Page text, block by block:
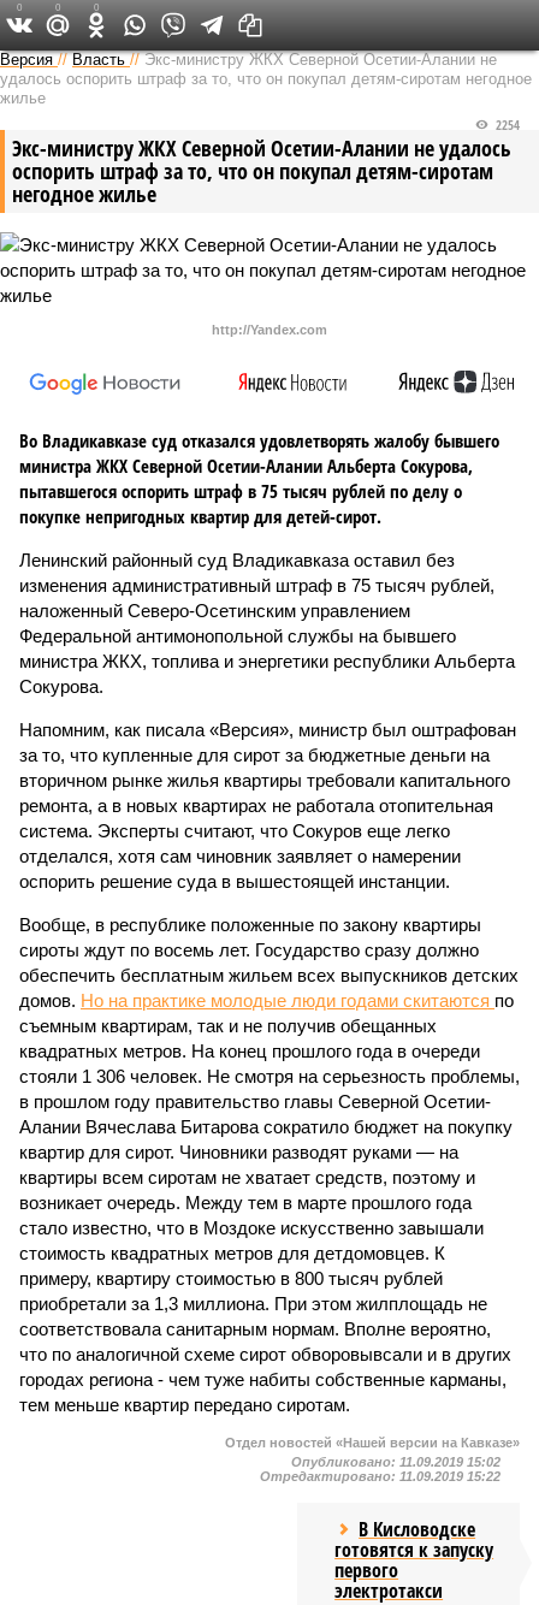
Версия на Кавказе
Версия //Власть //Экс-министру ЖКХ Северной Осетии-Алании не
удалось оспорить штраф за то, что он покупал детям-сиротам негодное
жилье
Экс-министру ЖКХ Северной Осетии-Алании не удалось
оспорить штраф за то, что он покупал детям-сиротам
негодное жилье
2254
http://Yandex.com
Во Владикавказе суд отказался удовлетворять жалобу бывшего
министра ЖКХ Северной Осетии-Алании Альберта Сокурова,
пытавшегося оспорить штраф в 75 тысяч рублей по делу о
покупке непригодных квартир для детей-сирот.
Ленинский районный суд Владикавказа оставил без
изменения административный штраф в 75 тысяч рублей,
наложенный Северо-Осетинским управлением
Федеральной антимонопольной службы на бывшего
министра ЖКХ, топлива и энергетики республики Альберта
Сокурова.
Напомним, как писала «Версия», министр был оштрафован
за то, что купленные для сирот за бюджетные деньги на
вторичном рынке жилья квартиры требовали капитального
ремонта, а в новых квартирах не работала отопительная
система. Эксперты считают, что Сокуров еще легко
отделался, хотя сам чиновник заявляет о намерении
оспорить решение суда в вышестоящей инстанции.
Вообще, в республике положенные по закону квартиры
сироты ждут по восемь лет. Государство сразу должно
обеспечить бесплатным жильем всех выпускников детских
домов. Но на практике молодые люди годами скитаются по
съемным квартирам, так и не получив обещанных
квадратных метров. На конец прошлого года в очереди
стояли 1 306 человек. Не смотря на серьезность проблемы,
в прошлом году правительство главы Северной Осетии-
Алании Вячеслава Битарова сократило бюджет на покупку
квартир для сирот. Чиновники разводят руками — на
квартиры всем сиротам не хватает средств, поэтому и
возникает очередь. Между тем в марте прошлого года
стало известно, что в Моздоке искусственно завышали
стоимость квадратных метров для детдомовцев. К
примеру, квартиру стоимостью в 800 тысяч рублей
приобретали за 1,3 миллиона. При этом жилплощадь не
соответствовала санитарным нормам. Вполне вероятно,
что по аналогичной схеме сирот обворовывсали и в других
городах региона - чем туже набиты собственные карманы,
тем меньше квартир передано сиротам.
Отдел новостей «Нашей версии на Кавказе»
Опубликовано: 11.09.2019 15:02
Отредактировано: 11.09.2019 15:22
В Кисловодске
готовятся к запуску
первого
электротакси
0 0 0